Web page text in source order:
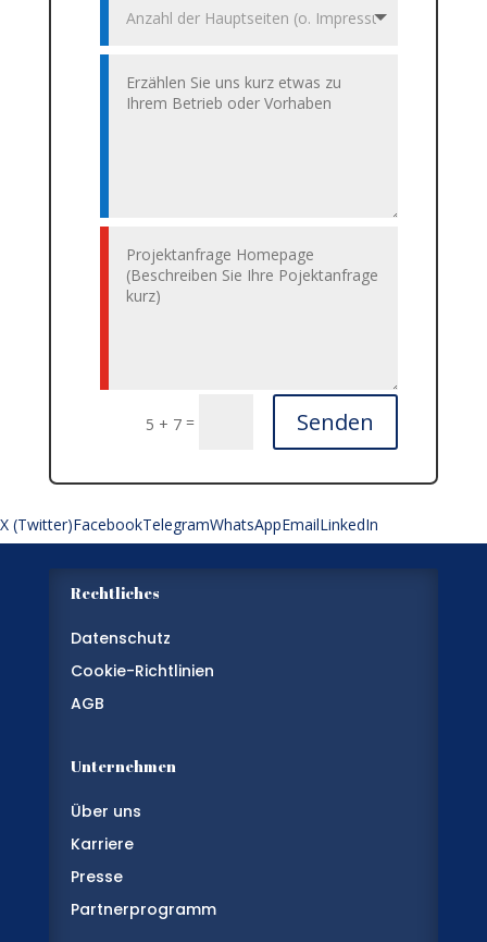
5 + 7 = Senden
X (Twitter)FacebookTelegramWhatsAppEmailLinkedIn
Rechtliches
Datenschutz
Cookie-Richtlinien
AGB
Unternehmen
Über uns
Karriere
Presse
Partnerprogramm